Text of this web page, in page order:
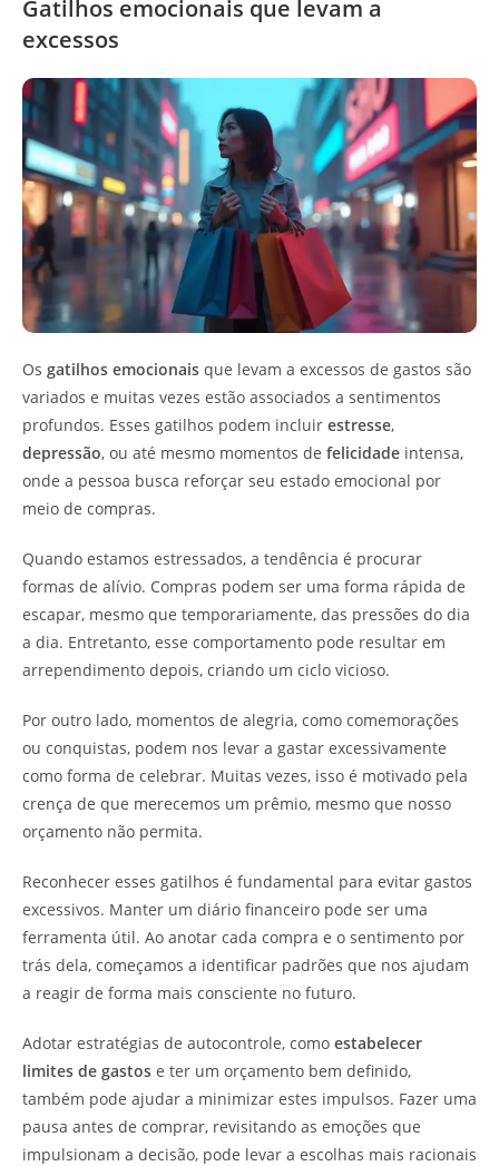
Gatilhos emocionais que levam a
excessos
Os gatilhos emocionais que levam a excessos de gastos são
variados e muitas vezes estão associados a sentimentos
profundos. Esses gatilhos podem incluir estresse,
depressão, ou até mesmo momentos de felicidade intensa,
onde a pessoa busca reforçar seu estado emocional por
meio de compras.
Quando estamos estressados, a tendência é procurar
formas de alívio. Compras podem ser uma forma rápida de
escapar, mesmo que temporariamente, das pressões do dia
a dia. Entretanto, esse comportamento pode resultar em
arrependimento depois, criando um ciclo vicioso.
Por outro lado, momentos de alegria, como comemorações
ou conquistas, podem nos levar a gastar excessivamente
como forma de celebrar. Muitas vezes, isso é motivado pela
crença de que merecemos um prêmio, mesmo que nosso
orçamento não permita.
Reconhecer esses gatilhos é fundamental para evitar gastos
excessivos. Manter um diário financeiro pode ser uma
ferramenta útil. Ao anotar cada compra e o sentimento por
trás dela, começamos a identificar padrões que nos ajudam
a reagir de forma mais consciente no futuro.
Adotar estratégias de autocontrole, como estabelecer
limites de gastos e ter um orçamento bem definido,
também pode ajudar a minimizar estes impulsos. Fazer uma
pausa antes de comprar, revisitando as emoções que
impulsionam a decisão, pode levar a escolhas mais racionais